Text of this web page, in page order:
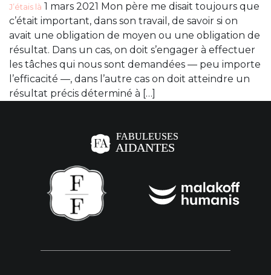
J’étais là 1 mars 2021 Mon père me disait toujours que
c’était important, dans son travail, de savoir si on
avait une obligation de moyen ou une obligation de
résultat. Dans un cas, on doit s’engager à effectuer
les tâches qui nous sont demandées — peu importe
l’efficacité —, dans l’autre cas on doit atteindre un
résultat précis déterminé à […]